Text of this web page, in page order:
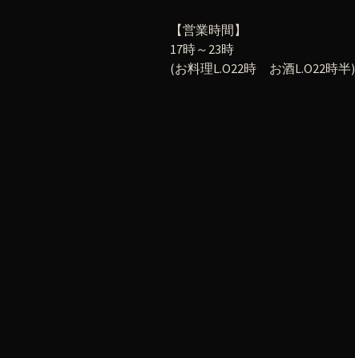
【営業時間】
17時～23時
(お料理L.O22時 お酒L.O22時半)